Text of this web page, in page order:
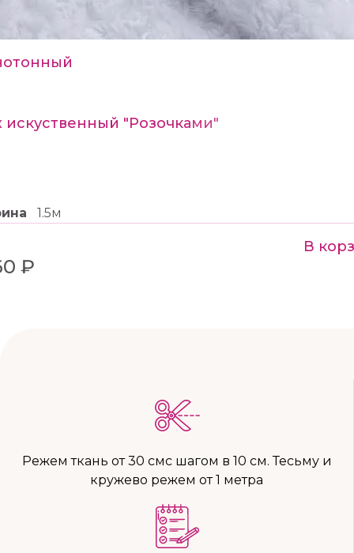
искуственный "Розочками"
1.5м
₽
В
Режем ткань от 30 смс шагом в 10 см. Тесьму и
кружево режем от 1 метра